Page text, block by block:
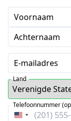
Voornaam
Achternaam
E-mailadres
Land
Verenigde
Telefoonnummer